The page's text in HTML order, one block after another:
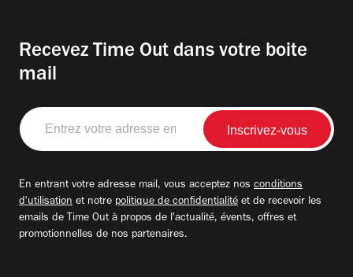
Recevez Time Out dans votre boite
mail
Entrez
votre
adresse
En entrant votre adresse mail, vous acceptez nos conditions
d'utilisation et notre politique de confidentialité et de recevoir les
emails de Time Out à propos de l'actualité, évents, offres et
promotionnelles de nos partenaires.